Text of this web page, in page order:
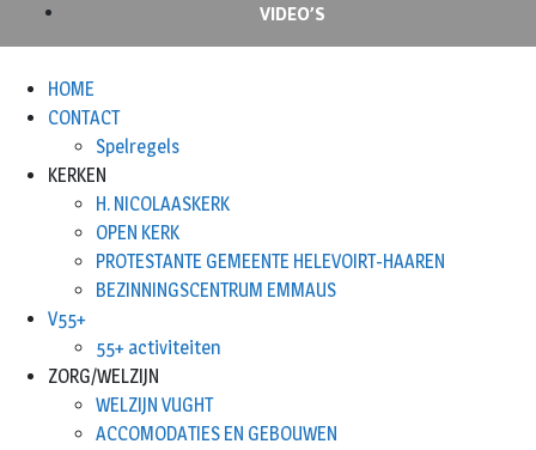
VIDEO’S
HOME
CONTACT
Spelregels
KERKEN
H. NICOLAASKERK
OPEN KERK
PROTESTANTE GEMEENTE HELEVOIRT-HAAREN
BEZINNINGSCENTRUM EMMAUS
V55+
55+ activiteiten
ZORG/WELZIJN
WELZIJN VUGHT
ACCOMODATIES EN GEBOUWEN